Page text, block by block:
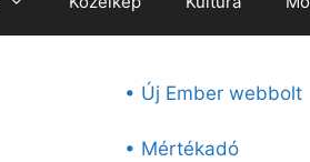
• Új Ember webbolt
• Mértékadó